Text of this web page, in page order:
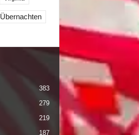
Übernachten
383
279
219
187